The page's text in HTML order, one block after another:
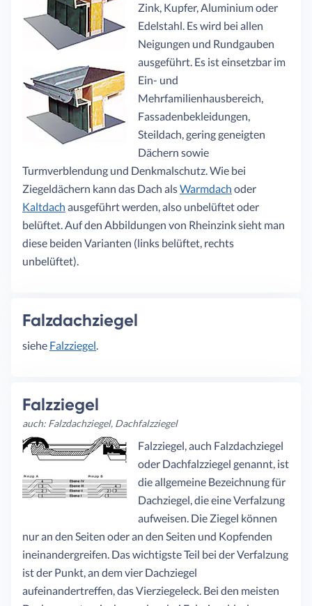
Zink, Kupfer, Aluminium oder
Edelstahl. Es wird bei allen
Neigungen und Rundgauben
ausgeführt. Es ist einsetzbar im
Ein- und
Mehrfamilienhausbereich,
Fassadenbekleidungen,
Steildach, gering geneigten
Dächern sowie
Turmverblendung und Denkmalschutz. Wie bei
Ziegeldächern kann das Dach alsWarmdach oder
Kaltdach ausgeführt werden, also unbelüftet oder
belüftet. Auf den Abbildungen von Rheinzink sieht man
diese beiden Varianten (links belüftet, rechts
unbelüftet).
Falzdachziegel
siehe Falzziegel.
Falzziegel
auch: Falzdachziegel, Dachfalzziegel
Falzziegel, auch Falzdachziegel
oder Dachfalzziegel genannt, ist
die allgemeine Bezeichnung für
Dachziegel, die eine Verfalzung
aufweisen. Die Ziegel können
nur an den Seiten oder an den Seiten und Kopfenden
ineinandergreifen. Das wichtigste Teil bei der Verfalzung
ist der Punkt, an dem vier Dachziegel
aufeinandertreffen, das Vierziegeleck. Bei den meisten